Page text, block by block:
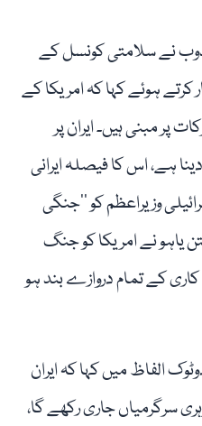
نے سلامتی کونسل کے
ہوئے کہا کہ امریکا کے
پر مبنی ہیں۔ ایران پر
ہے، اس کا فیصلہ ایرانی
وزیراعظم کو ’’جنگی
یاہو نے امریکا کو جنگ
کے تمام دروازے بند ہو
الفاظ میں کہا کہ ایران
سرگرمیاں جاری رکھے گا،